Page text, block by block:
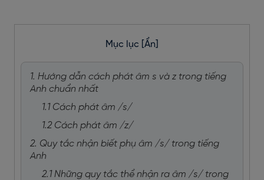
Mục lục [Ẩn]
1. Hướng dẫn cách phát âm s và z trong tiếng
Anh chuẩn nhất
1.1 Cách phát âm /s/
1.2 Cách phát âm /z/
2. Quy tắc nhận biết phụ âm /s/ trong tiếng
Anh
2.1 Những quy tắc thể nhận ra âm /s/ trong